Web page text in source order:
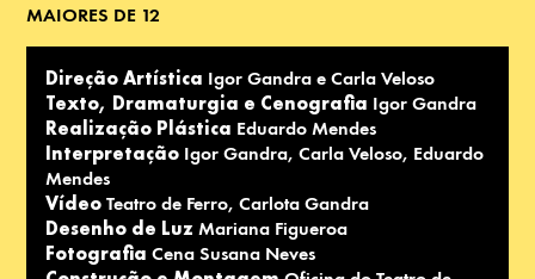
MAIORES DE 12
Direção Artística Igor Gandra e Carla Veloso
Texto, Dramaturgia e Cenografia Igor Gandra
Realização Plástica Eduardo Mendes
Interpretação Igor Gandra, Carla Veloso, Eduardo
Mendes
VídeoTeatro de Ferro, Carlota Gandra
Desenho de LuzMariana Figueroa
FotografiaCena Susana Neves